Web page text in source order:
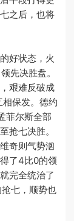
之后，也将
好状态，火
先决胜盘。
艰难反破成
保发。德约
菲尔斯全部
抢七决胜。
奇则气势汹
了4比0的领
完全统治了
七，顺势也